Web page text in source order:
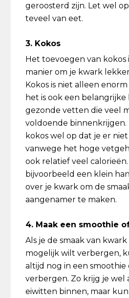
geroosterd zijn. Let wel
teveel van eet.
3. Kokos
Het toevoegen van kokos
manier om je kwark
Kokos is niet alleen
het is ook een belangrijke
gezonde vetten die veel
voldoende binnenkrijgen.
kokos wel op dat je er
vanwege het hoge
ook relatief veel
bijvoorbeeld een klein
over je kwark om de
aangenamer te maken.
4. Maak een smoothie
Als je de smaak van kwark
mogelijk wilt verbergen,
altijd nog in een
verbergen. Zo krijg je wel
eiwitten binnen, maar